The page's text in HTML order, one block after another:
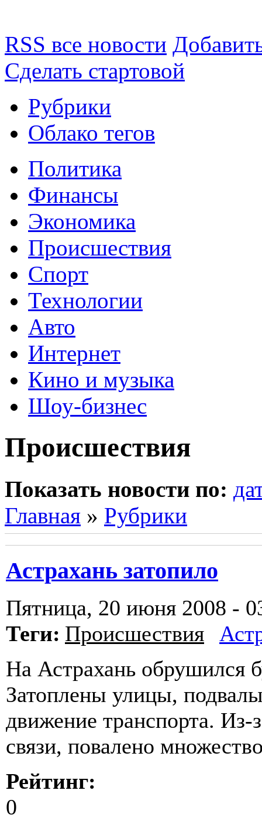
RSS все новости
Сделать стартовой
Рубрики
Облако тегов
Политика
Финансы
Экономика
Происшествия
Спорт
Технологии
Авто
Интернет
Кино и музыка
Шоу-бизнес
Происшествия
Показать новости по:
Главная » Рубрики
Астрахань затопило
Пятница, 20 июня 2008 -
Теги: Происшествия
На Астрахань обрушился
Затоплены улицы,
движение транспорта.
связи, повалено
Рейтинг:
0